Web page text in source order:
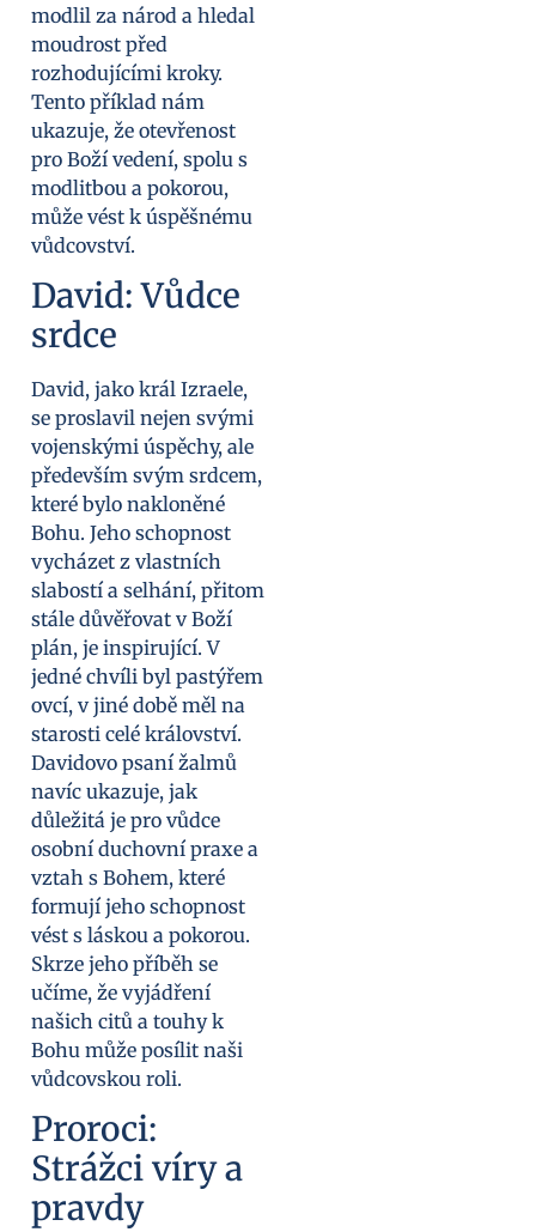
modlil za národ a hledal
moudrost před
rozhodujícími kroky.
Tento příklad nám
ukazuje, že otevřenost
pro Boží vedení, spolu s
modlitbou a pokorou,
může vést k úspěšnému
vůdcovství.
David: Vůdce
srdce
David, jako král Izraele,
se proslavil nejen svými
vojenskými úspěchy, ale
především svým srdcem,
které bylo nakloněné
Bohu. Jeho schopnost
vycházet z vlastních
slabostí a selhání, přitom
stále důvěřovat v Boží
plán, je inspirující. V
jedné chvíli byl pastýřem
ovcí, v jiné době měl na
starosti celé království.
Davidovo psaní žalmů
navíc ukazuje, jak
důležitá je pro vůdce
osobní duchovní praxe a
vztah s Bohem, které
formují jeho schopnost
vést s láskou a pokorou.
Skrze jeho příběh se
učíme, že vyjádření
našich citů a touhy k
Bohu může posílit naši
vůdcovskou roli.
Proroci:
Strážci víry a
pravdy